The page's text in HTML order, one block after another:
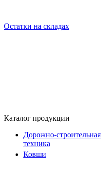
Остатки на складах
Каталог продукции
Дорожно-строительная
техника
Ковши